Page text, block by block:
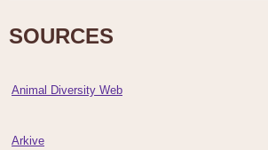
SOURCES
Animal Diversity Web
Arkive